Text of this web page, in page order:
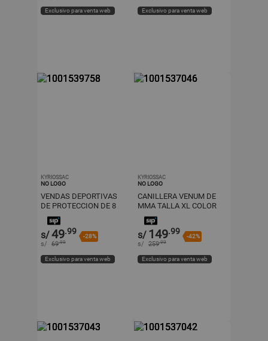
Exclusivo para venta web Exclusivo para venta web
KYRIOSSAC
NO LOGO
VENDAS DEPORTIVAS
DE PROTECCION DE 8
CM X 3 MTS COLOR
NEGRO
s/49.99
-28%
s/ 69.99
Exclusivo para venta web
KYRIOSSAC
NO LOGO
CANILLERA VENUM DE
MMA TALLA XL COLOR
PLOMO CON NEGRO
s/ 149.99
-42%
s/ 259.99
Exclusivo para venta web